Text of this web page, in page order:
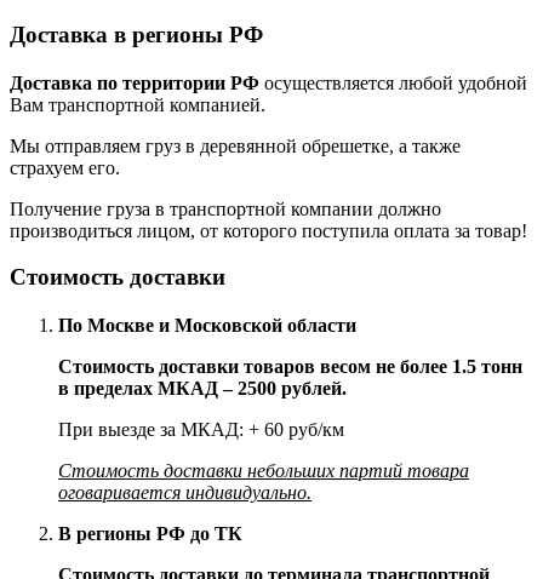
Доставка в регионы РФ
Доставка по территории РФ осуществляется любой удобной
Вам транспортной компанией.
Мы отправляем груз в деревянной обрешетке, а также
страхуем его.
Получение груза в транспортной компании должно
производиться лицом, от которого поступила оплата за товар!
Стоимость доставки
По Москве и Московской области
Стоимость доставки товаров весом не более 1.5 тонн
в пределах МКАД – 2500 рублей.
При выезде за МКАД: + 60 руб/км
Стоимость доставки небольших партий товара
оговаривается индивидуально.
В регионы РФ до ТК